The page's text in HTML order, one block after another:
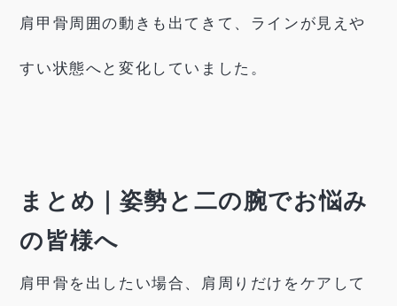
肩甲骨周囲の動きも出てきて、ラインが見えや
すい状態へと変化していました。
まとめ｜姿勢と二の腕でお悩み
の皆様へ
肩甲骨を出したい場合、肩周りだけをケアして